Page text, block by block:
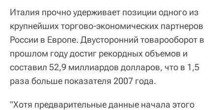
Италия прочно удерживает позиции одного из
крупнейших торгово-экономических партнеров
России в Европе. Двусторонний товарооборот в
прошлом году достиг рекордных объемов и
составил 52,9 миллиардов долларов, что в 1,5
раза больше показателя 2007 года.
"Хотя предварительные данные начала этого